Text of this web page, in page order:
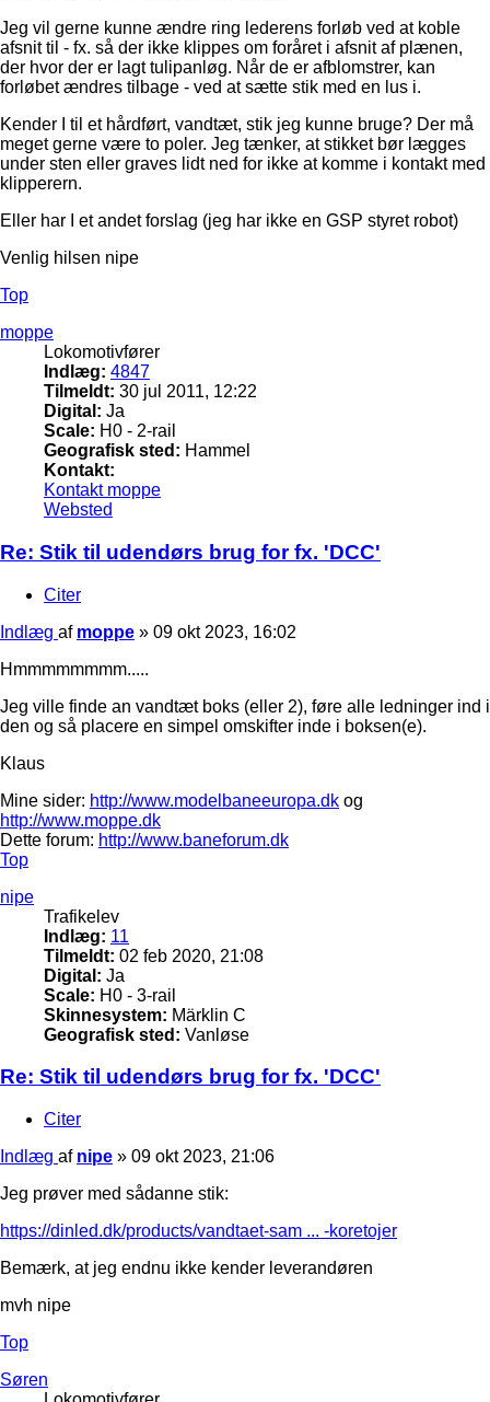
Jeg vil gerne kunne ændre ring lederens forløb ved at koble
afsnit til - fx. så der ikke klippes om foråret i afsnit af plænen,
der hvor der er lagt tulipanløg. Når de er afblomstrer, kan
forløbet ændres tilbage - ved at sætte stik med en lus i.
Kender I til et hårdført, vandtæt, stik jeg kunne bruge? Der må
meget gerne være to poler. Jeg tænker, at stikket bør lægges
under sten eller graves lidt ned for ikke at komme i kontakt med
klipperern.
Eller har I et andet forslag (jeg har ikke en GSP styret robot)
Venlig hilsen nipe
Top
moppe
Lokomotivfører
Indlæg: 4847
Tilmeldt: 30 jul 2011, 12:22
Digital: Ja
Scale: H0 - 2-rail
Geografisk sted: Hammel
Kontakt:
Kontakt moppe
Websted
Re: Stik til udendørs brug for fx. 'DCC'
Citer
Indlæg af moppe » 09 okt 2023, 16:02
Hmmmmmmmm.....
Jeg ville finde an vandtæt boks (eller 2), føre alle ledninger ind i
den og så placere en simpel omskifter inde i boksen(e).
Klaus
Mine sider: http://www.modelbaneeuropa.dk og
http://www.moppe.dk
Dette forum: http://www.baneforum.dk
Top
nipe
Trafikelev
Indlæg: 11
Tilmeldt: 02 feb 2020, 21:08
Digital: Ja
Scale: H0 - 3-rail
Skinnesystem: Märklin C
Geografisk sted: Vanløse
Re: Stik til udendørs brug for fx. 'DCC'
Citer
Indlæg af nipe » 09 okt 2023, 21:06
Jeg prøver med sådanne stik:
https://dinled.dk/products/vandtaet-sam ... -koretojer
Bemærk, at jeg endnu ikke kender leverandøren
mvh nipe
Top
Søren